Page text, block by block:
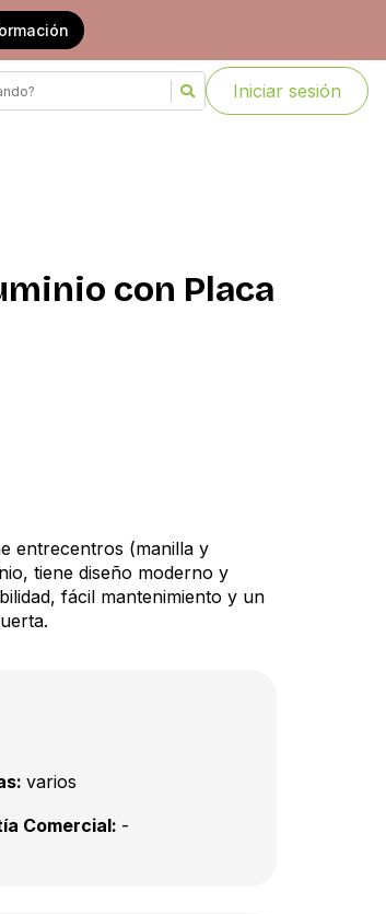
Iniciar sesión
con Placa
entrecentros (manilla y
tiene diseño moderno y
fácil mantenimiento y un
varios
Comercial: -